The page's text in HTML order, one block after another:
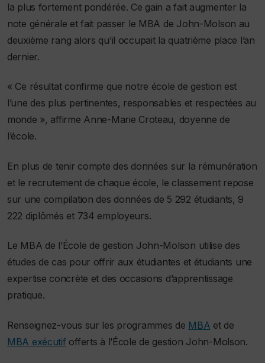
la plus fortement pondérée. Ce gain a fait augmenter la
note générale et fait passer le MBA de John-Molson au
deuxième rang alors qu’il occupait la quatrième place l’an
dernier.
« Ce résultat confirme que notre école de gestion est
l’une des plus pertinentes, responsables et respectées au
monde », affirme Anne-Marie Croteau, doyenne de
l’école.
En plus de tenir compte des données sur la rémunération
et le recrutement de chaque école, le classement repose
sur une compilation des données de 5 292 étudiants, 9
222 diplômés et 734 employeurs.
Le MBA de l’École de gestion John-Molson utilise des
études de cas pour offrir aux étudiantes et étudiants une
expertise concrète et des occasions d’apprentissage
pratique.
Renseignez-vous sur les programmes de MBA et de
MBA exécutifofferts à l’École de gestion John-Molson.